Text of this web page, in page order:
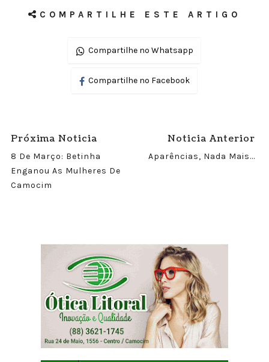
COMPARTILHE ESTE ARTIGO
Compartilhe no Whatsapp
Compartilhe no Facebook
Próxima Noticia
8 De Março: Betinha
Enganou As Mulheres De
Camocim
Noticia Anterior
Aparências, Nada Mais...